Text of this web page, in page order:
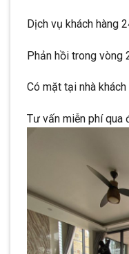
Dịch vụ khách hàng
Phản hồi trong vòng
Có mặt tại nhà
Tư vấn miễn phí qua